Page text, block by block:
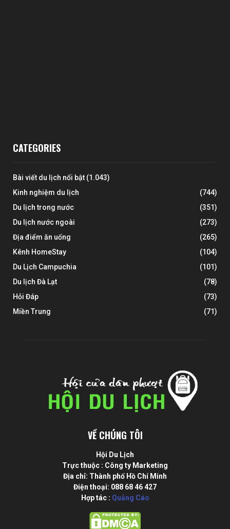
CATEGORIES
Bài viết du lịch nổi bật (1.043)
Kinh nghiệm du lịch
(744)
Du lịch trong nước
(351)
Du lịch nước ngoài
(273)
Địa điểm ăn uống
(265)
Kênh HomeStay
(104)
Du Lịch Campuchia
(101)
Du lịch Đà Lạt
(78)
Hỏi Đáp
(73)
Miền Trung
(71)
VỀ CHÚNG TÔI
Hội Du Lịch
Trực thuộc : Công ty Marketing
Địa chỉ: Thành phố Hồ Chí Minh
Điện thoại: 088 68 46 427
Hợp tác : Quảng Cáo